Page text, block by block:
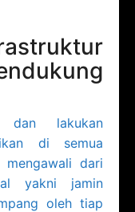
dan lakukan
di semua
mengawali dari
yakni jamin
oleh tiap